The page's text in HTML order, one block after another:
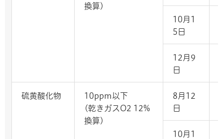
換算)
10月1
5日
12月9
日
硫黄酸化物
10ppm以下
(乾きガスO2 12%
換算)
8月12
日
10月1